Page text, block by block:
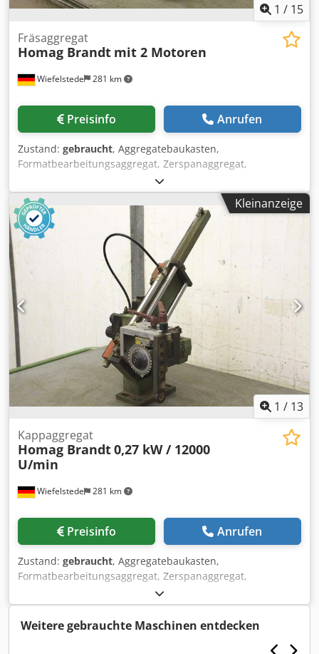
1 / 15
Wiefelstede 281 km
Fräsaggregat
Homag Brandt mit 2 Motoren
Preisinfo Anrufen
Zustand: gebraucht, Aggregatebaukasten,
Formatbearbeitungsaggregat, Zerspanaggregat,
Fräsaggregat, Formfräsaggregat, Fügefräsaggregat,
Kappaggregat, Doppelendprofiler,
Kantenbearbeitungsmaschine, Ritzmotor, Zerspanermotor,
Fräsmotor für Kantenbearbeitungsmaschine Codpfsgy
Dbhsx Akvoha -Hersteller: Homag, Fräsaggregat aus
Kantenanleimmaschine BRANDT KM 36 / KM 35 -Motor: 2x
Homag Typ LF-55L 0,55 kW / 12000 U/min -Spannung: 220V
/ 200 Hz -Anzahl: 2x Fräsaggregat vorhanden -Preis: pro
Stück -Abmessungen: 500/350/H570 mm -Gewicht: 55 kg
Kleinanzeige
1 / 13
Wiefelstede 281 km
Kappaggregat
Homag Brandt0,27 kW / 12000
U/min
Preisinfo Anrufen
Zustand: gebraucht, Aggregatebaukasten,
Formatbearbeitungsaggregat, Zerspanaggregat,
Fräsaggregat, Formfräsaggregat, Fügefräsaggregat,
Kappaggregat, Doppelendprofiler,
Kantenbearbeitungsmaschine, Ritzmotor, Zerspanermotor,
Fräsmotor für Kantenbearbeitungsmaschine Csdpegy T I
Weitere gebrauchte Maschinen entdecken